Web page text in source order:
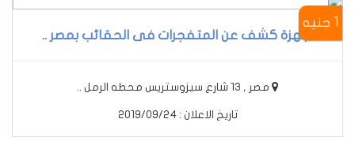
1 جنيه
أجهزة كشف عن المتفجرات فى الحقائب بمصر ..
مصر , 13 شارع سيزوستريس محطه الرمل ..
تاريخ الاعلان : 2019/09/24